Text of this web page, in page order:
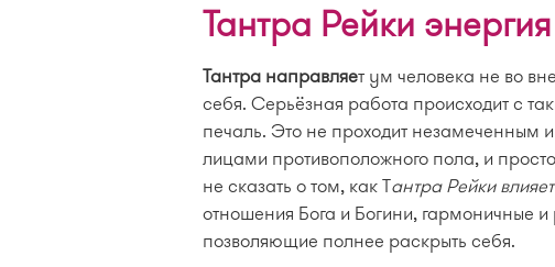
Тантра Рейки
Тантра направляет ум человека не во
себя. Серьёзная работа происходит с
печаль. Это не проходит незамеченным
лицами противоположного пола, и
не сказать о том, как Тантра Рейки
отношения Бога и Богини, гармоничные
позволяющие полнее раскрыть себя.